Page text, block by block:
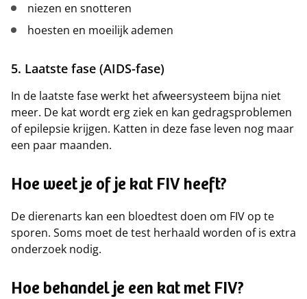
niezen en snotteren
hoesten en moeilijk ademen
5. Laatste fase (AIDS-fase)
In de laatste fase werkt het afweersysteem bijna niet
meer. De kat wordt erg ziek en kan gedragsproblemen
of epilepsie krijgen. Katten in deze fase leven nog maar
een paar maanden.
Hoe weet je of je kat FIV heeft?
De dierenarts kan een bloedtest doen om FIV op te
sporen. Soms moet de test herhaald worden of is extra
onderzoek nodig.
Hoe behandel je een kat met FIV?